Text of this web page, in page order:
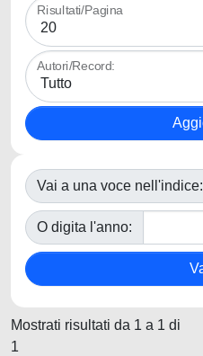
Risultati/Pagina
Autori/Record:
Vai a una voce nell'indice:
O digita l'anno:
Mostrati risultati da 1 a 1 di
1